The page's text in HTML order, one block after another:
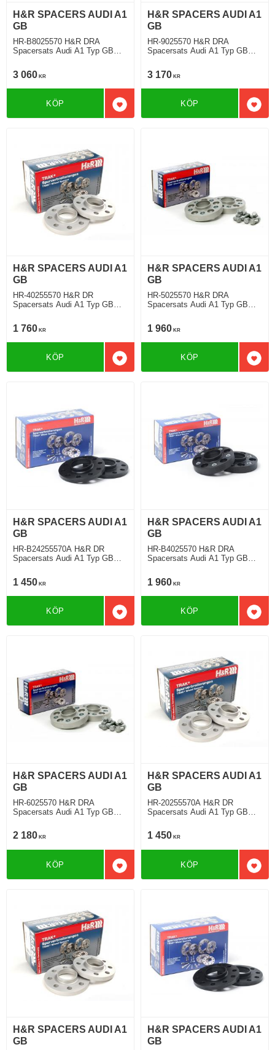
H&R SPACERS AUDI A1
GB
HR-B8025570 H&R DRA
Spacersats Audi A1 Typ GB
3 060 KR
Lägg till i favoriter
KÖP
H&R SPACERS AUDI A1
GB
HR-9025570 H&R DRA
Spacersats Audi A1 Typ GB
3 170 KR
KÖP
H&R SPACERS AUDI A1
GB
HR-40255570 H&R DR
Spacersats Audi A1 Typ GB
1 760 KR
Lägg till i favoriter
KÖP
H&R SPACERS AUDI A1
GB
HR-5025570 H&R DRA
Spacersats Audi A1 Typ GB
1 960 KR
KÖP
H&R SPACERS AUDI A1
GB
HR-B24255570A H&R DR
Spacersats Audi A1 Typ GB
1 450 KR
Lägg till i favoriter
KÖP
H&R SPACERS AUDI A1
GB
HR-B4025570 H&R DRA
Spacersats Audi A1 Typ GB
1 960 KR
KÖP
H&R SPACERS AUDI A1
GB
HR-6025570 H&R DRA
Spacersats Audi A1 Typ GB
2 180 KR
Lägg till i favoriter
KÖP
H&R SPACERS AUDI A1
GB
HR-20255570A H&R DR
Spacersats Audi A1 Typ GB
1 450 KR
KÖP
H&R SPACERS AUDI A1
GB
H&R SPACERS AUDI A1
GB